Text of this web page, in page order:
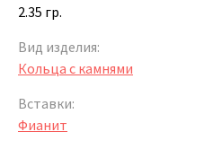
2.35 гр.
Вид изделия:
Кольца с камнями
Вставки:
Фианит